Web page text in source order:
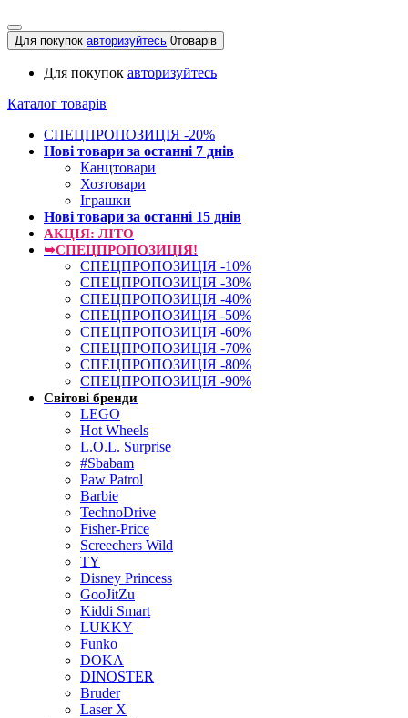
Для покупок авторизуйтесь 0товарів
Для покупок авторизуйтесь
Каталог товарів
СПЕЦПРОПОЗИЦІЯ -20%
Нові товари за останнi 7 днiв
Канцтовари
Хозтовари
Іграшки
Нові товари за останнi 15 днiв
АКЦІЯ: ЛІТО
➥СПЕЦПРОПОЗИЦІЯ!
СПЕЦПРОПОЗИЦІЯ -10%
СПЕЦПРОПОЗИЦІЯ -30%
СПЕЦПРОПОЗИЦІЯ -40%
СПЕЦПРОПОЗИЦІЯ -50%
СПЕЦПРОПОЗИЦІЯ -60%
СПЕЦПРОПОЗИЦІЯ -70%
СПЕЦПРОПОЗИЦІЯ -80%
СПЕЦПРОПОЗИЦІЯ -90%
Світові бренди
LEGO
Hot Wheels
L.O.L. Surprise
#Sbabam
Paw Patrol
Barbie
TechnoDrive
Fisher-Price
Screechers Wild
TY
Disney Princess
GooJitZu
Kiddi Smart
LUKKY
Funko
DOKA
DINOSTER
Bruder
Laser X